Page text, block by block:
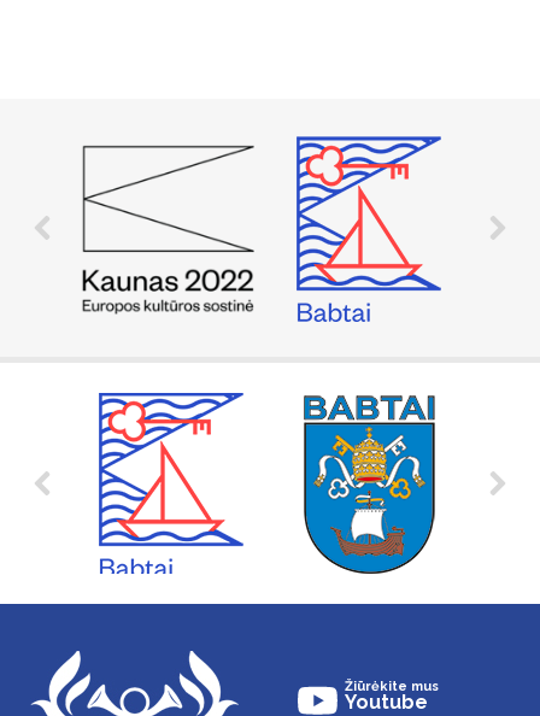
Žiūrėkite mus
Youtube